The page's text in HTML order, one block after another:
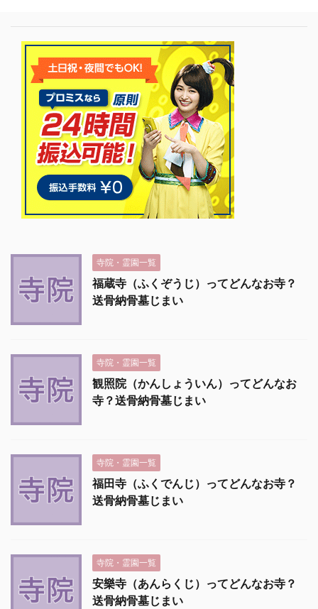
寺院・霊園一覧
福蔵寺（ふくぞうじ）ってどんなお寺？
送骨納骨墓じまい
寺院・霊園一覧
観照院（かんしょういん）ってどんなお
寺？送骨納骨墓じまい
寺院・霊園一覧
福田寺（ふくでんじ）ってどんなお寺？
送骨納骨墓じまい
寺院・霊園一覧
安樂寺（あんらくじ）ってどんなお寺？
送骨納骨墓じまい